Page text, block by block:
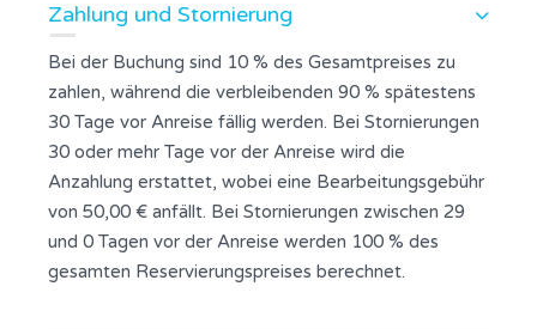
Zahlung und Stornierung
Bei der Buchung sind 10 % des Gesamtpreises zu
zahlen, während die verbleibenden 90 % spätestens
30 Tage vor Anreise fällig werden. Bei Stornierungen
30 oder mehr Tage vor der Anreise wird die
Anzahlung erstattet, wobei eine Bearbeitungsgebühr
von 50,00 € anfällt. Bei Stornierungen zwischen 29
und 0 Tagen vor der Anreise werden 100 % des
gesamten Reservierungspreises berechnet.